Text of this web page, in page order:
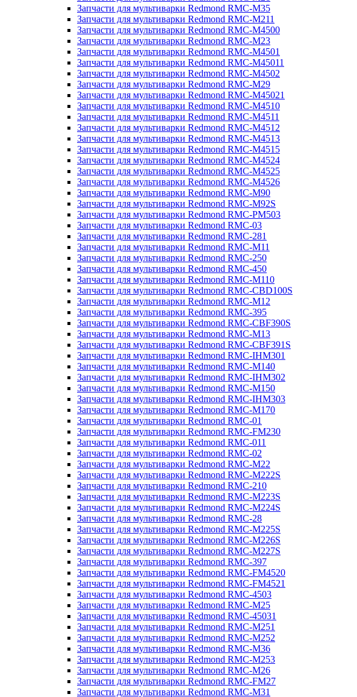
Запчасти для мультиварки Redmond RMC-M35
Запчасти для мультиварки Redmond RMC-M211
Запчасти для мультиварки Redmond RMC-M4500
Запчасти для мультиварки Redmond RMC-M23
Запчасти для мультиварки Redmond RMC-M4501
Запчасти для мультиварки Redmond RMC-M45011
Запчасти для мультиварки Redmond RMC-M4502
Запчасти для мультиварки Redmond RMC-M29
Запчасти для мультиварки Redmond RMC-M45021
Запчасти для мультиварки Redmond RMC-M4510
Запчасти для мультиварки Redmond RMC-M4511
Запчасти для мультиварки Redmond RMC-M4512
Запчасти для мультиварки Redmond RMC-M4513
Запчасти для мультиварки Redmond RMC-M4515
Запчасти для мультиварки Redmond RMC-M4524
Запчасти для мультиварки Redmond RMC-M4525
Запчасти для мультиварки Redmond RMC-M4526
Запчасти для мультиварки Redmond RMC-M90
Запчасти для мультиварки Redmond RMC-M92S
Запчасти для мультиварки Redmond RMC-PM503
Запчасти для мультиварки Redmond RMC-03
Запчасти для мультиварки Redmond RMC-281
Запчасти для мультиварки Redmond RMC-M11
Запчасти для мультиварки Redmond RMC-250
Запчасти для мультиварки Redmond RMC-450
Запчасти для мультиварки Redmond RMC-M110
Запчасти для мультиварки Redmond RMC-CBD100S
Запчасти для мультиварки Redmond RMC-M12
Запчасти для мультиварки Redmond RMC-395
Запчасти для мультиварки Redmond RMC-CBF390S
Запчасти для мультиварки Redmond RMC-M13
Запчасти для мультиварки Redmond RMC-CBF391S
Запчасти для мультиварки Redmond RMC-IHM301
Запчасти для мультиварки Redmond RMC-M140
Запчасти для мультиварки Redmond RMC-IHM302
Запчасти для мультиварки Redmond RMC-M150
Запчасти для мультиварки Redmond RMC-IHM303
Запчасти для мультиварки Redmond RMC-M170
Запчасти для мультиварки Redmond RMC-01
Запчасти для мультиварки Redmond RMC-FM230
Запчасти для мультиварки Redmond RMC-011
Запчасти для мультиварки Redmond RMC-02
Запчасти для мультиварки Redmond RMC-M22
Запчасти для мультиварки Redmond RMC-M222S
Запчасти для мультиварки Redmond RMC-210
Запчасти для мультиварки Redmond RMC-M223S
Запчасти для мультиварки Redmond RMC-M224S
Запчасти для мультиварки Redmond RMC-28
Запчасти для мультиварки Redmond RMC-M225S
Запчасти для мультиварки Redmond RMC-M226S
Запчасти для мультиварки Redmond RMC-M227S
Запчасти для мультиварки Redmond RMC-397
Запчасти для мультиварки Redmond RMC-FM4520
Запчасти для мультиварки Redmond RMC-FM4521
Запчасти для мультиварки Redmond RMC-4503
Запчасти для мультиварки Redmond RMC-M25
Запчасти для мультиварки Redmond RMC-45031
Запчасти для мультиварки Redmond RMC-M251
Запчасти для мультиварки Redmond RMC-M252
Запчасти для мультиварки Redmond RMC-M36
Запчасти для мультиварки Redmond RMC-M253
Запчасти для мультиварки Redmond RMC-M26
Запчасти для мультиварки Redmond RMC-FM27
Запчасти для мультиварки Redmond RMC-M31